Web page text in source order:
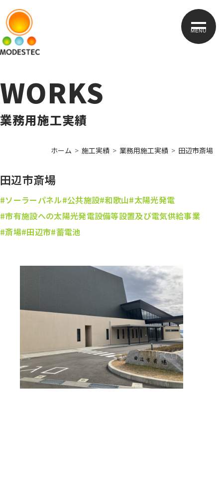
MENU
WORKS
業務用施工実績
ホーム 施工実績 業務用施工実績 田辺市斎場
田辺市斎場
#ソーラーパネル#公共施設#和歌山#太陽光発電
#市有施設への太陽光発電設備等設置及び電気供給事業
#斎場#田辺市#蓄電池